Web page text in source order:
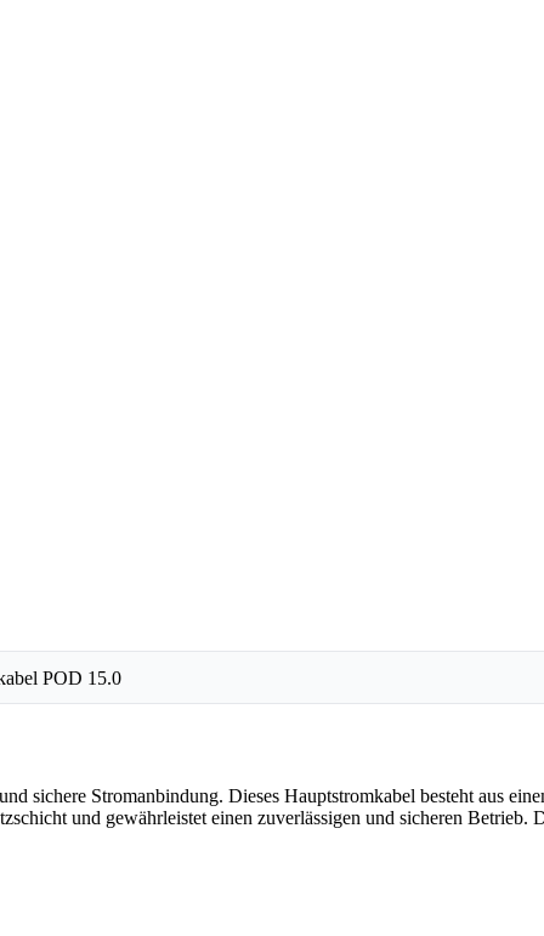
POD 15.0
sichere Stromanbindung. Dieses Hauptstromkabel besteht aus
und gewährleistet einen zuverlässigen und sicheren